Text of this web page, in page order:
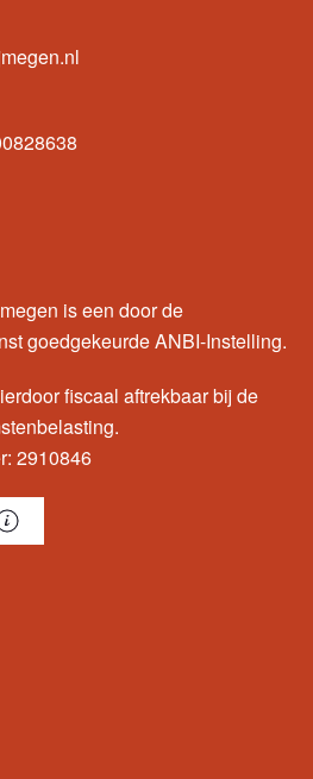
is een door de
goedgekeurde ANBI-Instelling.
fiscaal aftrekbaar bij de
2910846